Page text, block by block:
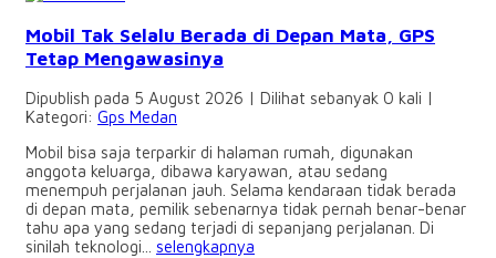
Mobil Tak Selalu Berada di Depan Mata, GPS
Tetap Mengawasinya
Dipublish pada 5 August 2026 | Dilihat sebanyak 0 kali |
Kategori: Gps Medan
Mobil bisa saja terparkir di halaman rumah, digunakan
anggota keluarga, dibawa karyawan, atau sedang
menempuh perjalanan jauh. Selama kendaraan tidak berada
di depan mata, pemilik sebenarnya tidak pernah benar-benar
tahu apa yang sedang terjadi di sepanjang perjalanan. Di
sinilah teknologi... selengkapnya